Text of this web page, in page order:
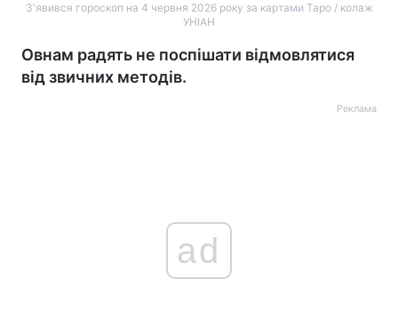
З'явився гороскоп на 4 червня 2026 року за картами Таро / колаж
УНІАН
Овнам радять не поспішати відмовлятися
від звичних методів.
Реклама
ad